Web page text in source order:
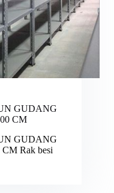
GUDANG
CM
GUDANG
Rak besi